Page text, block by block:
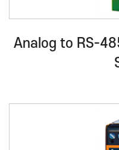
Analog to RS-